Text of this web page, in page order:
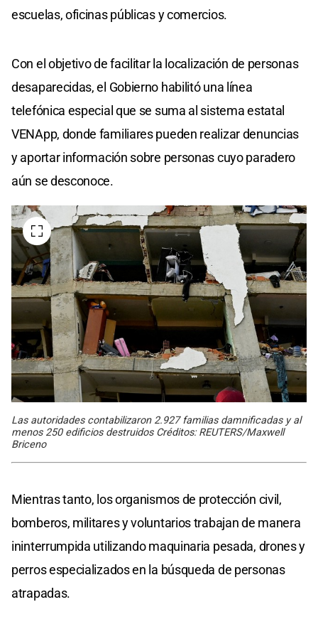
escuelas, oficinas públicas y comercios.
Con el objetivo de facilitar la localización de personas
desaparecidas, el Gobierno habilitó una línea
telefónica especial que se suma al sistema estatal
VENApp, donde familiares pueden realizar denuncias
y aportar información sobre personas cuyo paradero
aún se desconoce.
Las autoridades contabilizaron 2.927 familias damnificadas y al
menos 250 edificios destruidos Créditos: REUTERS/Maxwell
Briceno
Mientras tanto, los organismos de protección civil,
bomberos, militares y voluntarios trabajan de manera
ininterrumpida utilizando maquinaria pesada, drones y
perros especializados en la búsqueda de personas
atrapadas.